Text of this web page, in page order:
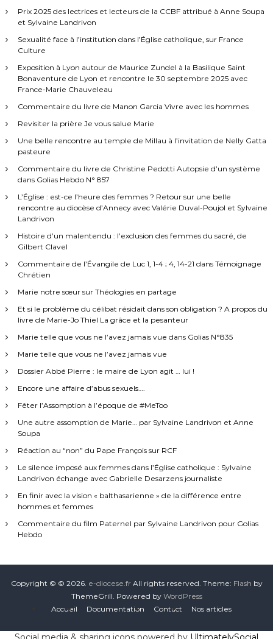
Prix 2025 des lectrices et lecteurs de la CCBF attribué à Anne Soupa
et Sylvaine Landrivon
Sexualité face à l’institution dans l’Église catholique, sur France
Culture
Exposition à Lyon autour de Maurice Zundel à la Basilique Saint
Bonaventure de Lyon et rencontre le 30 septembre 2025 avec
France-Marie Chauveleau
Commentaire du livre de Manon Garcia Vivre avec les hommes
Revisiter la prière Je vous salue Marie
Une belle rencontre au temple de Millau à l’invitation de Nelly Gatta
pasteure
Commentaire du livre de Christine Pedotti Autopsie d’un système
dans Golias Hebdo N° 857
L’Église : est-ce l’heure des femmes ? Retour sur une belle
rencontre au diocèse d’Annecy avec Valérie Duval-Poujol et Sylvaine
Landrivon
Histoire d’un malentendu : l’exclusion des femmes du sacré, de
Gilbert Clavel
Commentaire de l’Évangile de Luc 1, 1-4 ; 4, 14-21 dans Témoignage
Chrétien
Marie notre sœur sur Théologies en partage
Et si le problème du célibat résidait dans son obligation ? A propos du
livre de Marie-Jo Thiel La grâce et la pesanteur
Marie telle que vous ne l’avez jamais vue dans Golias N°835
Marie telle que vous ne l’avez jamais vue
Dossier Abbé Pierre : le maire de Lyon agit … lui !
Encore une affaire d’abus sexuels….
Fêter l’Assomption à l’époque de #MeToo
Une autre assomption de Marie… par Sylvaine Landrivon et Anne
Soupa
Réaction au “non” du Pape François sur RCF
Le silence imposé aux femmes dans l’Église catholique : Sylvaine
Landrivon échange avec Gabrielle Desarzens journaliste
En finir avec la vision « balthasarienne » de la différence entre
hommes et femmes
Commentaire du film Paternel par Sylvaine Landrivon pour Golias
Hebdo
Copyright © © 2026. e-diocese.frAll rights reserved. Theme: Flash by
ThemeGrill. Powered by WordPress
Accueil
Documentation Contact Nos articles